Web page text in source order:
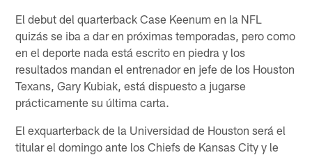
El debut del quarterback Case Keenum en la NFL
quizás se iba a dar en próximas temporadas, pero como
en el deporte nada está escrito en piedra y los
resultados mandan el entrenador en jefe de los Houston
Texans, Gary Kubiak, está dispuesto a jugarse
prácticamente su última carta.
El exquarterback de la Universidad de Houston será el
titular el domingo ante los Chiefs de Kansas City y le